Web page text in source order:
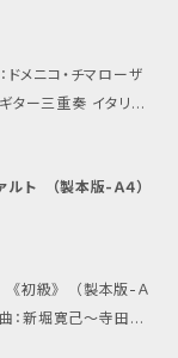
ドメニコ・チマローザ
重奏 イタリア
No18 in A major)
。その際は移調に注意
（製本版-Ａ４）
初級》 （製本版-Ａ
：新堀寛己〜寺田和